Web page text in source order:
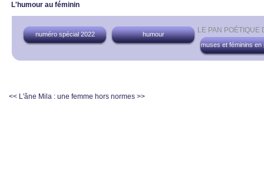
L'humour au féminin
LE PAN
numéro spécial 2022
humour
muses et féminins en
<< L'âne Mila : une femme hors normes >>